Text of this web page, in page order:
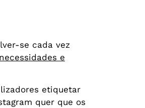
se cada vez
e
etiquetar
quer que os